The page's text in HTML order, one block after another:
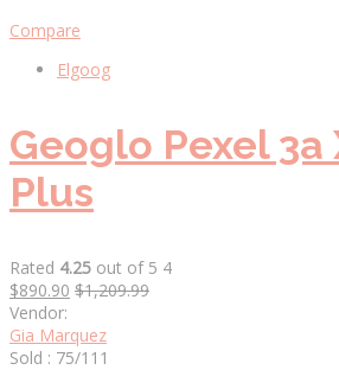
Compare
Elgoog
Geoglo Pexel 3a
Plus
Rated 4.25 out of 5 4
$890.90 $1,209.99
Vendor:
Gia Marquez
Sold : 75/111